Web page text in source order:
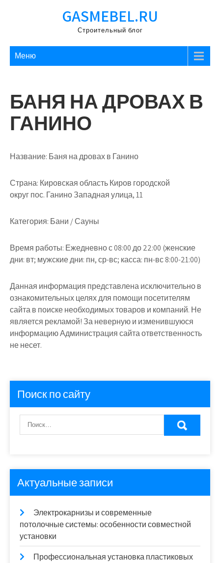
GASMEBEL.RU
Строительный блог
Меню
БАНЯ НА ДРОВАХ В
ГАНИНО
Название: Баня на дровах в Ганино
Страна: Кировская область Киров городской
округ пос. Ганино Западная улица, 11
Категория: Бани / Сауны
Время работы: Ежедневно с 08:00 до 22:00 (женские
дни: вт; мужские дни: пн, ср-вс; касса: пн-вс 8:00-21:00)
Данная информация представлена исключительно в
ознакомительных целях для помощи посетителям
сайта в поиске необходимых товаров и компаний. Не
является рекламой! За неверную и изменившуюся
информацию Администрация сайта ответственность
не несет.
Поиск по сайту
Актуальные записи
Электрокарнизы и современные
потолочные системы: особенности совместной
установки
Профессиональная установка пластиковых